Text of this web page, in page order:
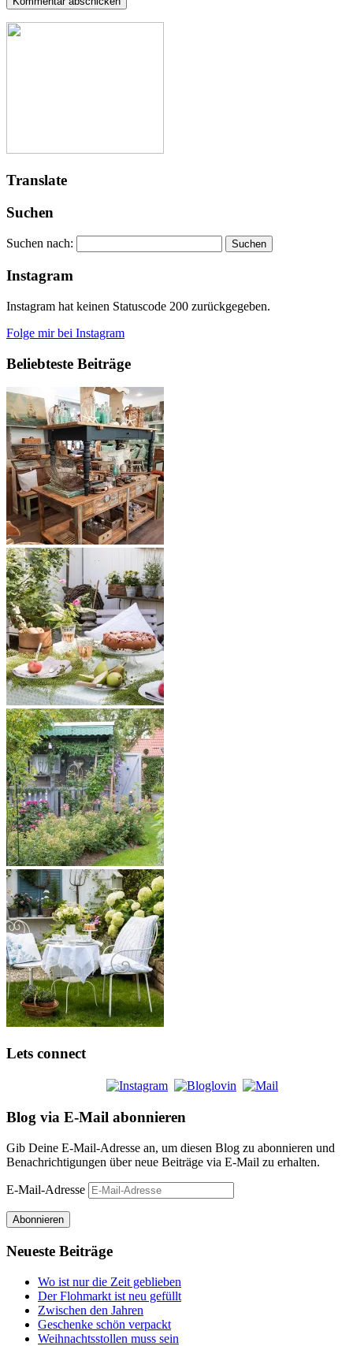
Translate
Suchen
Suchen nach:
Instagram
Instagram hat keinen Statuscode 200 zurückgegeben.
Folge mir bei Instagram
Beliebteste Beiträge
Lets connect
Blog via E-Mail abonnieren
Gib Deine E-Mail-Adresse an, um diesen Blog zu abonnieren und
Benachrichtigungen über neue Beiträge via E-Mail zu erhalten.
E-Mail-Adresse
Abonnieren
Neueste Beiträge
Wo ist nur die Zeit geblieben
Der Flohmarkt ist neu gefüllt
Zwischen den Jahren
Geschenke schön verpackt
Weihnachtsstollen muss sein